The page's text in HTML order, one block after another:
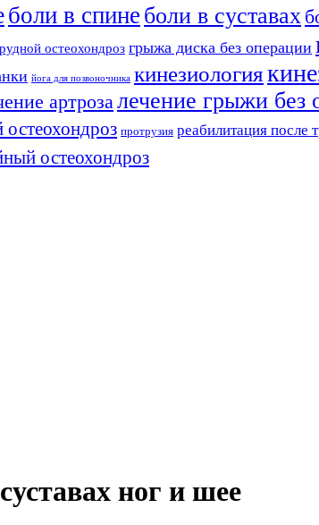
боли в спине боли в суставах
остеохондроз грыжа диска без операции
йога для позвоночника кинезиология
артрозалечение грыжи без
протрузия реабилитация после
остеохондроз
ног и шее